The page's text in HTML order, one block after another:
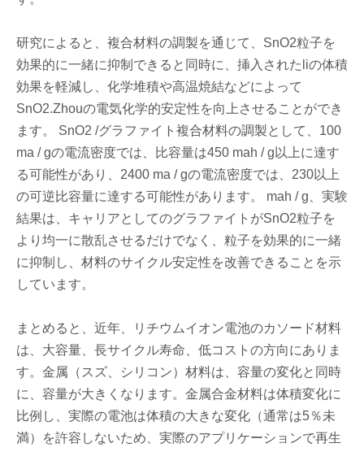
研究によると、複合材料の調製を通じて、SnO2粒子を
効果的に一緒に抑制できると同時に、挿入されたliの体積
効果を軽減し、化学堆積や高温焼結などによって
SnO2.Zhouの電気化学的安定性を向上させることができ
ます。 SnO2 /グラファイト複合材料の調製として、100
ma / gの電流密度では、比容量は450 mah / g以上に達す
る可能性があり、2400 ma / gの電流密度では、230以上
の可逆比容量に達する可能性があります。 mah / g、実験
結果は、キャリアとしてのグラファイトがSnO2粒子を
より均一に散乱させるだけでなく、粒子を効果的に一緒
に抑制し、材料のサイクル安定性を改善できることを示
しています。
まとめると、近年、リチウムイオン電池のカソード材料
は、大容量、長サイクル寿命、低コストの方向にありま
す。金属（スズ、シリコン）材料は、容量の変化と同時
に、容量が大きくなります。金属合金材料は体積変化に
比例し、実際の電池は体積の大きな変化（通常は5％未
満）を許容しないため、実際のアプリケーションで再生